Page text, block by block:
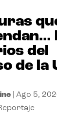
del
de la
| Ago 5,